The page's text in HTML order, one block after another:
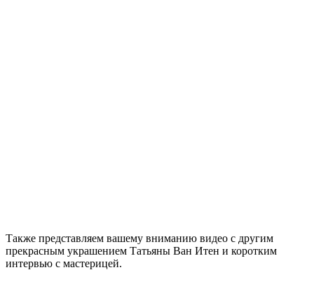
Также представляем вашему вниманию видео с другим
прекрасным украшением Татьяны Ван Итен и коротким
интервью с мастерицей.